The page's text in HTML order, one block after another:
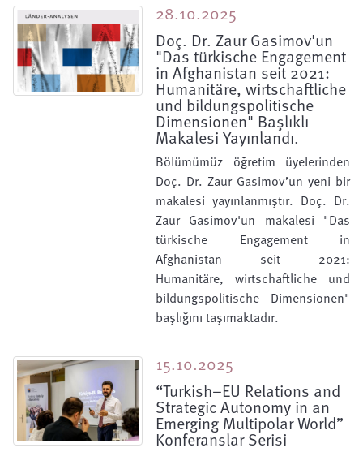
28.10.2025
Doç. Dr. Zaur Gasimov'un
"Das türkische Engagement
in Afghanistan seit 2021:
Humanitäre, wirtschaftliche
und bildungspolitische
Dimensionen" Başlıklı
Makalesi Yayınlandı.
Bölümümüz öğretim üyelerinden
Doç. Dr. Zaur Gasimov’un yeni bir
makalesi yayınlanmıştır. Doç. Dr.
Zaur Gasimov'un makalesi "Das
türkische Engagement in
Afghanistan seit 2021:
Humanitäre, wirtschaftliche und
bildungspolitische Dimensionen"
başlığını taşımaktadır.
15.10.2025
“Turkish–EU Relations and
Strategic Autonomy in an
Emerging Multipolar World”
Konferanslar Serisi